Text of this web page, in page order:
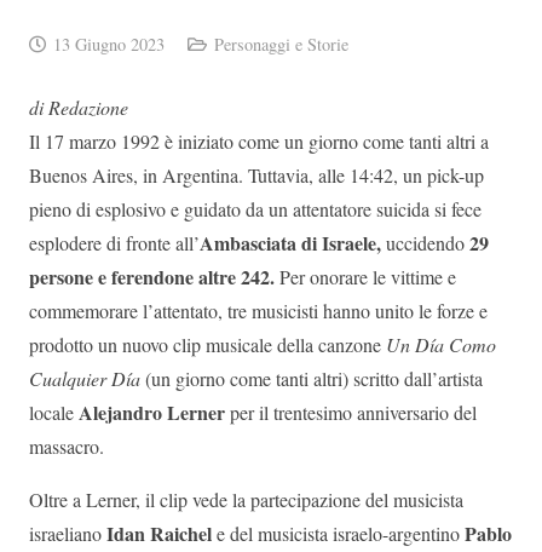
13 Giugno 2023 Personaggi e Storie
di Redazione
Il 17 marzo 1992 è iniziato come un giorno come tanti altri a
Buenos Aires, in Argentina. Tuttavia, alle 14:42, un pick-up
pieno di esplosivo e guidato da un attentatore suicida si fece
esplodere di fronte all’Ambasciata di Israele,uccidendo29
persone e ferendone altre 242.Per onorare le vittime e
commemorare l’attentato, tre musicisti hanno unito le forze e
prodotto un nuovo clip musicale della canzone Un Día Como
Cualquier Día(un giorno come tanti altri) scritto dall’artista
localeAlejandro Lernerper il trentesimo anniversario del
massacro.
Oltre a Lerner, il clip vede la partecipazione del musicista
israelianoIdan Raichele del musicista israelo-argentinoPablo